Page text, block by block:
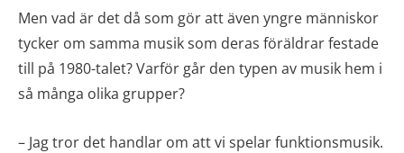
Men vad är det då som gör att även yngre människor
tycker om samma musik som deras föräldrar festade
till på 1980-talet? Varför går den typen av musik hem i
så många olika grupper?
– Jag tror det handlar om att vi spelar funktionsmusik.